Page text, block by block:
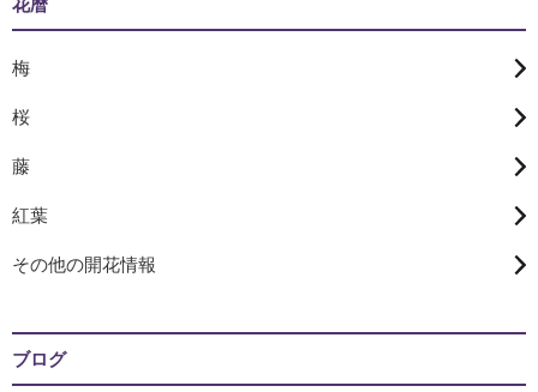
花暦
梅
桜
藤
紅葉
その他の開花情報
ブログ